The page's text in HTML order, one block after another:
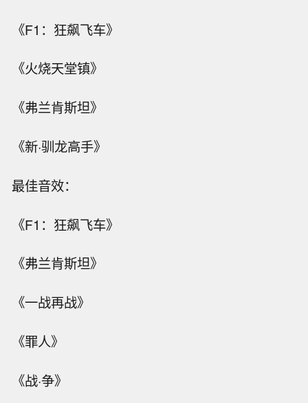
《F1：狂飙飞车》
《火烧天堂镇》
《弗兰肯斯坦》
《新·驯龙高手》
最佳音效：
《F1：狂飙飞车》
《弗兰肯斯坦》
《一战再战》
《罪人》
《战·争》